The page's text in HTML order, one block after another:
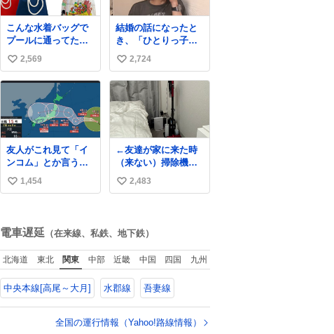
！！！！！！！！！
こんな水着バッグで
プールに通ってたア
ナタ、完全なる同世
代（笑） #70年代
#80年代 #昭和レト
い
い
数
2,569
結婚の話になったと
き、「ひとりっ子だ
から僕が諦めた瞬間
に一族が潰える」
「死ぬとき1人とか
嫌」だから結婚願望
は"ある"って答えた
ものの、結局「（結
婚は）向いてねぇの
かもしれない」で締
める北山くん、きっ
といろいろ考えて言
葉を選んで、まるく
収めてくれたんだな
い
い
ね
数
2,724
友人がこれ見て「イ
ンコム」とか言うか
ら、もうそれにしか
見えなくなっちゃっ
い
数
1,454
←友達が家に来た時
（来ない）掃除機丸
出しは生活感が出て
かっこ悪いなぁ →せ
い
数
2,483
電車遅延 （在来線、私鉄、地下鉄）
北海道 東北 関東 中部 近畿 中国 四国 九州
中央本線[高尾～大月] 水郡線 吾妻線
全国の運行情報（Yahoo!路線情報）